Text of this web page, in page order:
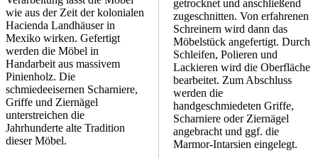
wie aus der Zeit der kolonialen
Hacienda Landhäuser in
Mexiko wirken. Gefertigt
werden die Möbel in
Handarbeit aus massivem
Pinienholz. Die
schmiedeeisernen Scharniere,
Griffe und Ziernägel
unterstreichen die
Jahrhunderte alte Tradition
dieser Möbel.
getrocknet und anschließend
zugeschnitten. Von erfahrenen
Schreinern wird dann das
Möbelstück angefertigt. Durch
Schleifen, Polieren und
Lackieren wird die Oberfläche
bearbeitet. Zum Abschluss
werden die
handgeschmiedeten Griffe,
Scharniere oder Ziernägel
angebracht und ggf. die
Marmor-Intarsien eingelegt.